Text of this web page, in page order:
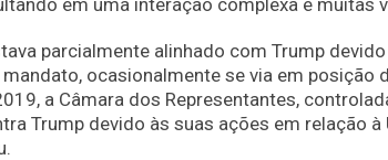
parcialmente alinhado com Trump
ocasionalmente se via em posição
a Câmara dos Representantes,
Trump devido às suas ações em relação